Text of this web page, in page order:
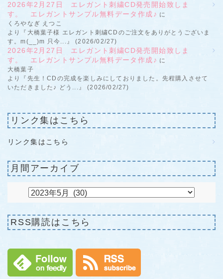
2026年2月27日 エレガント刺繍CD発売開始致しま
す。 エレガントサンプル無料データ作成♪ に
くろやなぎ えつこ
より『大橋葉子様 エレガント刺繍CDのご注文をありがとうございま
す。m(__)m 只今...』 (2026/02/27)
2026年2月27日 エレガント刺繍CD発売開始致しま
す。 エレガントサンプル無料データ作成♪ に
大橋葉子
より『先生！CDの完成を楽しみにしておりました。先程購入させて
いただきました♪ どう...』 (2026/02/27)
リンク集はこちら
リンク集はこちら
月間アーカイブ
RSS購読はこちら